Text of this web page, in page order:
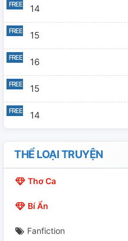
14
15
16
15
14
THỂ LOẠI TRUYỆN
Thơ Ca
Bí Ẩn
Fanfiction